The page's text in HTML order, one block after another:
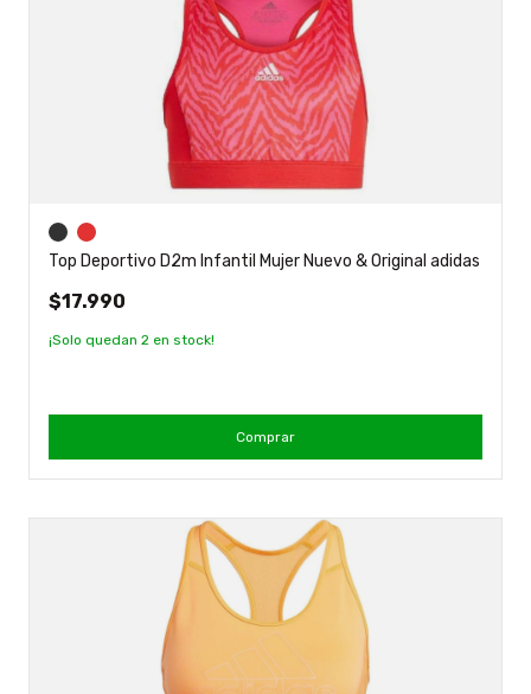
Top Deportivo D2m Infantil Mujer Nuevo & Original adidas
$17.990
¡Solo quedan 2 en stock!
Comprar